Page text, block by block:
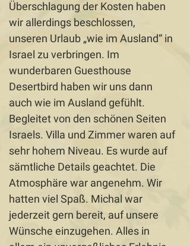
Überschlagung der Kosten haben
wir allerdings beschlossen,
unseren Urlaub „wie im Ausland“ in
Israel zu verbringen. Im
wunderbaren Guesthouse
Desertbird haben wir uns dann
auch wie im Ausland gefühlt.
Begleitet von den schönen Seiten
Israels. Villa und Zimmer waren auf
sehr hohem Niveau. Es wurde auf
sämtliche Details geachtet. Die
Atmosphäre war angenehm. Wir
hatten viel Spaß. Michal war
jederzeit gern bereit, auf unsere
Wünsche einzugehen. Alles in